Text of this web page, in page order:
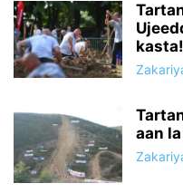
kasta!
aan